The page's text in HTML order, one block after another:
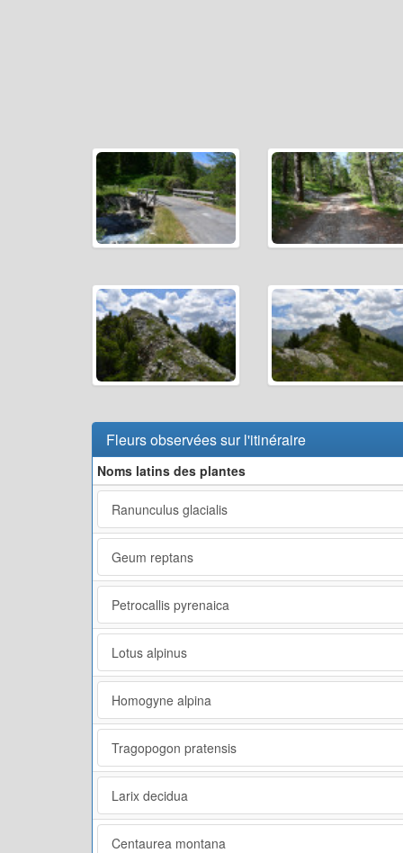
Fleurs observées sur l'itinéraire
Noms latins des plantes
Ranunculus glacialis
Geum reptans
Petrocallis pyrenaica
Lotus alpinus
Homogyne alpina
Tragopogon pratensis
Larix decidua
Centaurea montana